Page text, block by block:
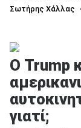
Σωτήρης Χάλλας
Ο Trump
γιατί;